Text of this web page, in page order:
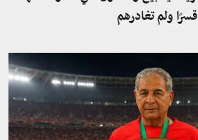
قسرًا ولم تغادرهم